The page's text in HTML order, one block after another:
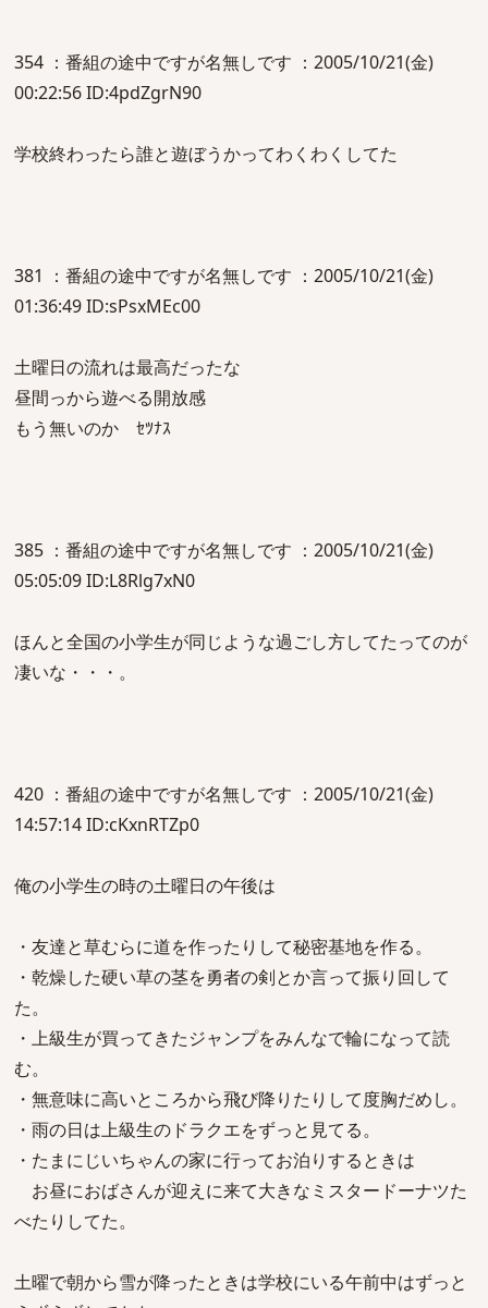
354 ：番組の途中ですが名無しです ：2005/10/21(金)
00:22:56 ID:4pdZgrN90
学校終わったら誰と遊ぼうかってわくわくしてた
381 ：番組の途中ですが名無しです ：2005/10/21(金)
01:36:49 ID:sPsxMEc00
土曜日の流れは最高だったな
昼間っから遊べる開放感
もう無いのか ｾﾂﾅｽ
385 ：番組の途中ですが名無しです ：2005/10/21(金)
05:05:09 ID:L8Rlg7xN0
ほんと全国の小学生が同じような過ごし方してたってのが
凄いな・・・。
420 ：番組の途中ですが名無しです ：2005/10/21(金)
14:57:14 ID:cKxnRTZp0
俺の小学生の時の土曜日の午後は
・友達と草むらに道を作ったりして秘密基地を作る。
・乾燥した硬い草の茎を勇者の剣とか言って振り回して
た。
・上級生が買ってきたジャンプをみんなで輪になって読
む。
・無意味に高いところから飛び降りたりして度胸だめし。
・雨の日は上級生のドラクエをずっと見てる。
・たまにじいちゃんの家に行ってお泊りするときは
お昼におばさんが迎えに来て大きなミスタードーナツた
べたりしてた。
土曜で朝から雪が降ったときは学校にいる午前中はずっと